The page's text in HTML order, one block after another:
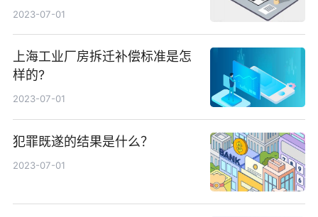
2023-07-01
上海工业厂房拆迁补偿标准是怎
样的?
2023-07-01
犯罪既遂的结果是什么？
2023-07-01